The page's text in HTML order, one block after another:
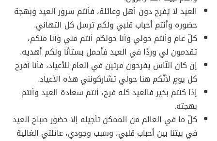
العيد لا يُفرح دون أهل وعائلة، فأنتم سرور العيد وبهجة
حضوره وأنتم أحباب قلبي ولكم ترسل كل التهاني.
كلّ عام وأنتم حولي وأنا حولكم أنتم مني وأنا منكم،
تقدمون لي وردًا في العيد فأحمل بستانًا ولكم أهديه.
إن كان النّاس يفرحون مرتين في العام للأعياد، فأنا أفرح
كل يومٍ لأنّكم هنا حولي تشاركونني هذه الأعياد.
إذا كنتم بخير فالعيد كله فرح، أنتم سعادة العيد وأنتم
بهجته.
كلّ ما في العالم من الممكن تأجيله إلا حضور صباح العيد
في بيتنا بين أحباب قلبي، وسبب وجودي، عائلتي الغالية